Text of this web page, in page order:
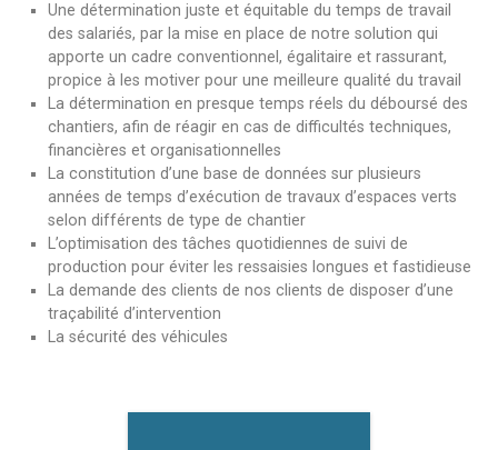
Une détermination juste et équitable du temps de travail
des salariés, par la mise en place de notre solution qui
apporte un cadre conventionnel, égalitaire et rassurant,
propice à les motiver pour une meilleure qualité du travail
La détermination en presque temps réels du déboursé des
chantiers, afin de réagir en cas de difficultés techniques,
financières et organisationnelles
La constitution d’une base de données sur plusieurs
années de temps d’exécution de travaux d’espaces verts
selon différents de type de chantier
L’optimisation des tâches quotidiennes de suivi de
production pour éviter les ressaisies longues et fastidieuse
La demande des clients de nos clients de disposer d’une
traçabilité d’intervention
La sécurité des véhicules